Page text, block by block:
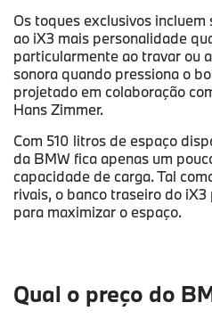
Os toques exclusivos
ao iX3 mais personalidade
particularmente ao travar ou
sonora quando pressiona o
projetado em colaboração
Hans Zimmer.
Com 510 litros de espaço
da BMW fica apenas um
capacidade de carga. Tal
rivais, o banco traseiro do
para maximizar o espaço.
Qual o preço do